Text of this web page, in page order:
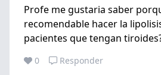
Profe me gustaria saber
recomendable hacer la
pacientes que tengan
0 Responder